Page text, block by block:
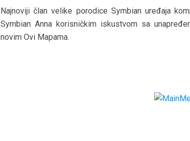
Najnoviji član velike porodice Symbian uređaja
Symbian Anna korisničkim iskustvom sa
novim Ovi Mapama.